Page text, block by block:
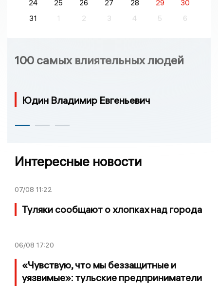
24
25 26 27 28 29
30
31
1 2 3 4 5 6
100 самых влиятельных людей
Юдин Владимир Евгеньевич
Интересные новости
07/08 11:22
Туляки сообщают о хлопках над города
06/08 17:20
«Чувствую, что мы беззащитные и
уязвимые»: тульские предприниматели